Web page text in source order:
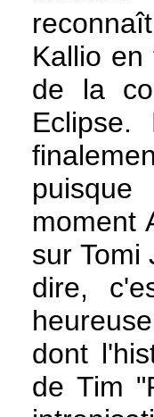
Kallio
de la
Eclipse.
moment
sur Tomi
dire,
dont
de Tim